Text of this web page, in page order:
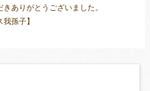
ありがとうございました。
我孫子】